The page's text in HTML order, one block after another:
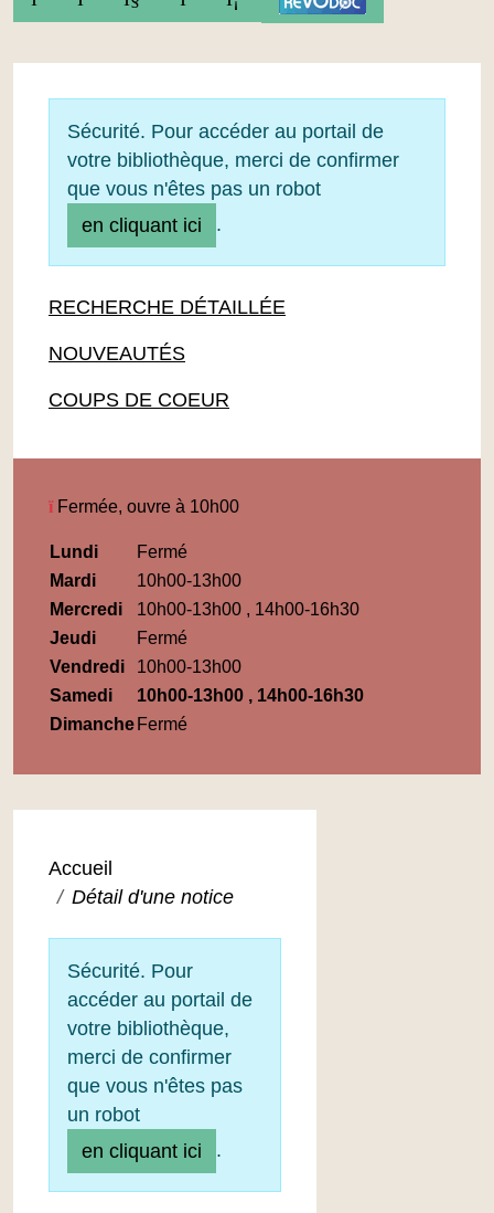
Sécurité. Pour accéder au portail de
votre bibliothèque, merci de confirmer
que vous n'êtes pas un robot
en cliquant ici
.
RECHERCHE DÉTAILLÉE
NOUVEAUTÉS
COUPS DE COEUR
Fermée, ouvre à 10h00
Horaires
Médiathèque
Maupassant
Lundi
Fermé
Mardi
10h00-13h00
Mercredi
10h00-13h00 , 14h00-16h30
Jeudi
Fermé
Vendredi
10h00-13h00
Samedi
10h00-13h00 , 14h00-16h30
Dimanche Fermé
Accueil
Détail d'une notice
Sécurité. Pour
accéder au portail de
votre bibliothèque,
merci de confirmer
que vous n'êtes pas
un robot
en cliquant ici
.